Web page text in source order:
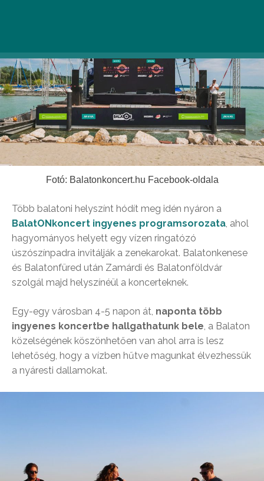
Fotó: Balatonkoncert.hu Facebook-oldala
Több balatoni helyszínt hódít meg idén nyáron a
BalatONkoncert ingyenes programsorozata, ahol
hagyományos helyett egy vízen ringatózó
úszószínpadra invitálják a zenekarokat. Balatonkenese
és Balatonfüred után Zamárdi és Balatonföldvár
szolgál majd helyszínéül a koncerteknek.
Egy-egy városban 4-5 napon át, naponta több
ingyenes koncertbe hallgathatunk bele, a Balaton
közelségének köszönhetően van ahol arra is lesz
lehetőség, hogy a vízben hűtve magunkat élvezhessük
a nyáresti dallamokat.